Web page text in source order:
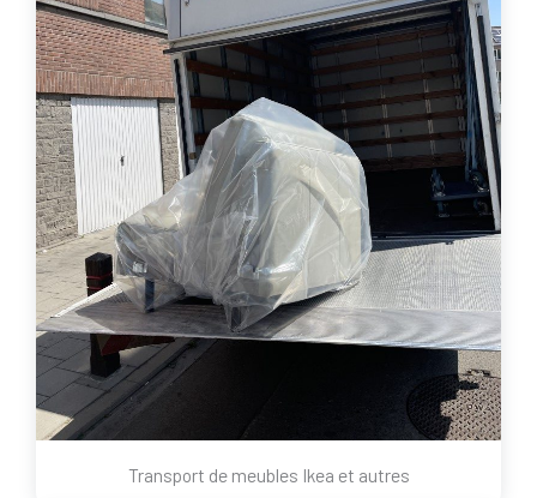
Transport de meubles Ikea et autres